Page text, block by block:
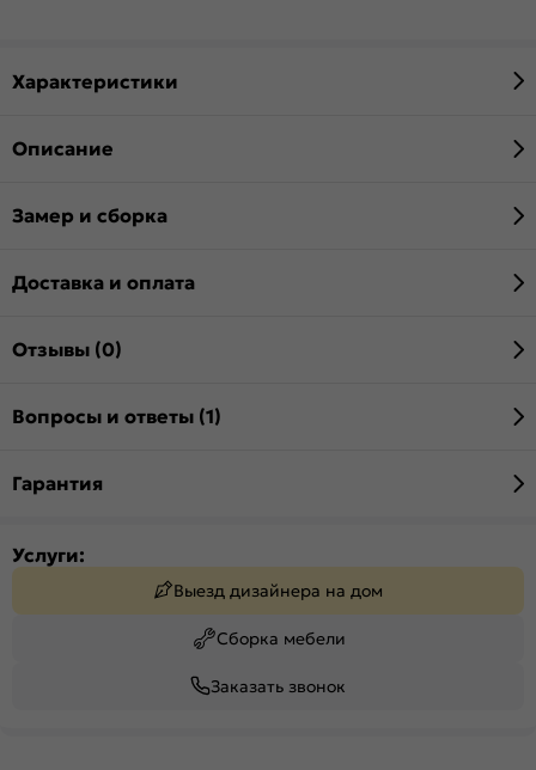
Характеристики
Описание
Замер и сборка
Доставка и оплата
Отзывы (0)
Вопросы и ответы (1)
Гарантия
Услуги:
Выезд дизайнера на дом
Сборка мебели
Заказать звонок